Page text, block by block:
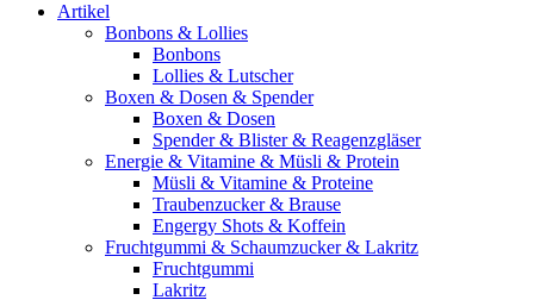
Artikel
Bonbons & Lollies
Bonbons
Lollies & Lutscher
Boxen & Dosen & Spender
Boxen & Dosen
Spender & Blister & Reagenzgläser
Energie & Vitamine & Müsli & Protein
Müsli & Vitamine & Proteine
Traubenzucker & Brause
Engergy Shots & Koffein
Fruchtgummi & Schaumzucker & Lakritz
Fruchtgummi
Lakritz